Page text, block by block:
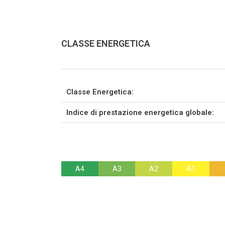
CLASSE ENERGETICA
Classe Energetica:
Indice di prestazione energetica globale:
A4 A3 A2 A1